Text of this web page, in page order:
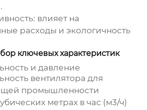
влияет на
расходы и экологичность
ключевых характеристик
и давление
вентилятора для
промышленности
метрах в час (м3/ч)